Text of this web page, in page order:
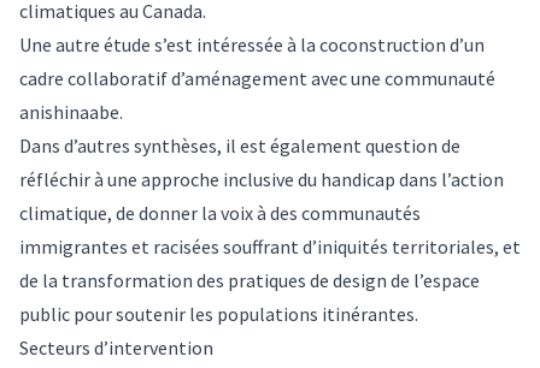
climatiques au Canada.
Une autre étude s’est intéressée à la coconstruction d’un
cadre collaboratif d’aménagement avec une communauté
anishinaabe.
Dans d’autres synthèses, il est également question de
réfléchir à une approche inclusive du handicap dans l’action
climatique, de donner la voix à des communautés
immigrantes et racisées souffrant d’iniquités territoriales, et
de la transformation des pratiques de design de l’espace
public pour soutenir les populations itinérantes.
Secteurs d’intervention